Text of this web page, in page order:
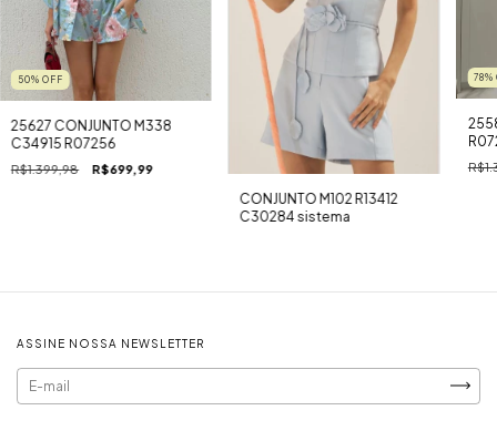
50% OFF
25627 CONJUNTO M338
C34915 R07256
R$1.399,98 R$699,99
CONJUNTO M102 R13412
C30284 sistema
78%
ASSINE NOSSA NEWSLETTER